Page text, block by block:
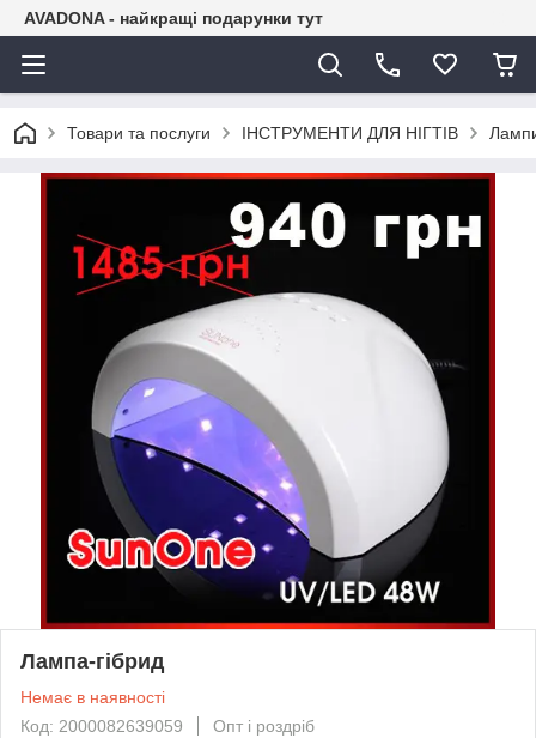
AVADONA - найкращі подарунки тут
Товари та послуги ІНСТРУМЕНТИ ДЛЯ НІГТІВ
Лампа-гібрид
Немає в наявності
Код: 2000082639059
Опт і роздріб